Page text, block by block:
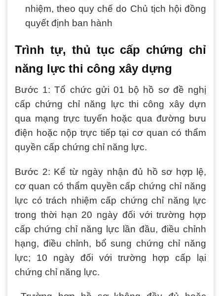
nhiệm, theo quy chế do Chủ tịch hội đồng
quyết định ban hành
Trình tự, thủ tục cấp chứng chỉ
năng lực thi công xây dựng
Bước 1: Tổ chức gửi 01 bộ hồ sơ đề nghị
cấp chứng chỉ năng lực thi công xây dựn
qua mạng trực tuyến hoặc qua đường bưu
điện hoặc nộp trực tiếp tại cơ quan có thẩm
quyền cấp chứng chỉ năng lực.
Bước 2: Kể từ ngày nhận đủ hồ sơ hợp lệ,
cơ quan có thẩm quyền cấp chứng chỉ năng
lực có trách nhiệm cấp chứng chỉ năng lực
trong thời hạn 20 ngày đối với trường hợp
cấp chứng chỉ năng lực lần đầu, điều chỉnh
hạng, điều chỉnh, bổ sung chứng chỉ năng
lực; 10 ngày đối với trường hợp cấp lại
chứng chỉ năng lực.